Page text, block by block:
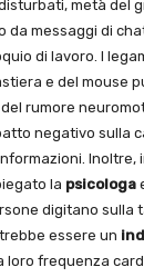
metà del
messaggi di
di lavoro. l
e del mouse
rumore
negativo sulla
Inoltre,
la psicologa
digitano sulla
essere un
loro frequenza